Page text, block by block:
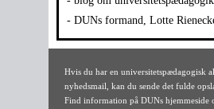
- DUNs formand, Lotte
Hvis du har en universitetspædagogisk
nyhedsmail, kan du sende det fulde
Find information på DUNs